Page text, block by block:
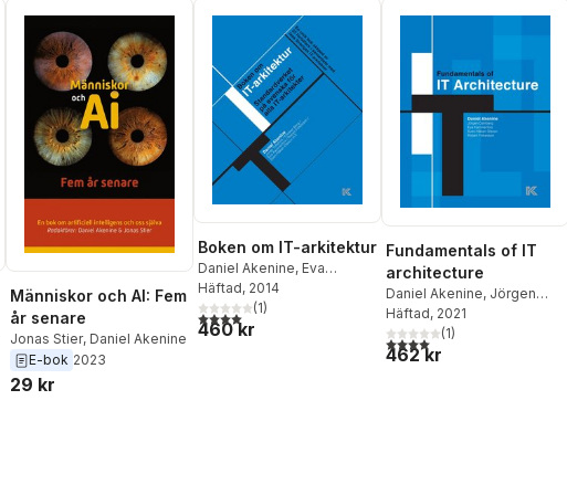
Människor och AI: Fem
år senare
Jonas Stier, Daniel Akenine
E-bok 2023
29 kr
Boken om IT-arkitektur
Daniel Akenine, Eva
Kammerfors
Toftefors,
Olsson,Robert Folkesson
Häftad, 2014
4,0utav 5 stjärnor. Totalt antal röster:
(1)
460 kr
Fundamentals of IT
architecture
Daniel Akenine, Jörgen
Dahlberg,Eva Kammerfors
Sven-Håkan Olsson
Robert Folkesson
Häftad, 2021
4,0utav 5 stjärnor. Totalt
(1)
462 kr